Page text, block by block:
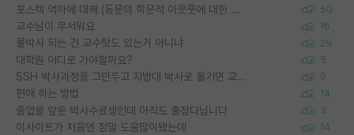
포스텍 억까에 대해 (동문의 학문적 아웃풋에 대한 반박) 50
교수님이 무서워요 16
물박사 되는 건 교수탓도 있는거 아니냐 29
대학원 어디로 가야할까요? 5
SSH 박사과정을 그만두고 지방대 박사로 옮기면 교수의 꿈은 끝일까요? 9
편애 하는 방법 14
졸업을 앞둔 박사수료생인데 아직도 출장다닙니다 3
이사이트가 처음엔 정말 도움많이됐는데 14